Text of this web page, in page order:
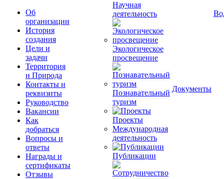
Об
организации
История
создания
Цели и
задачи
Территория
и Природа
Контакты и
реквизиты
Руководство
Вакансии
Как
добраться
Вопросы и
ответы
Награды и
сертификаты
Отзывы
Научная
деятельность
Экологическое
просвещение
Познавательный
туризм
Проекты
Международная
деятельность
Публикации
Документы